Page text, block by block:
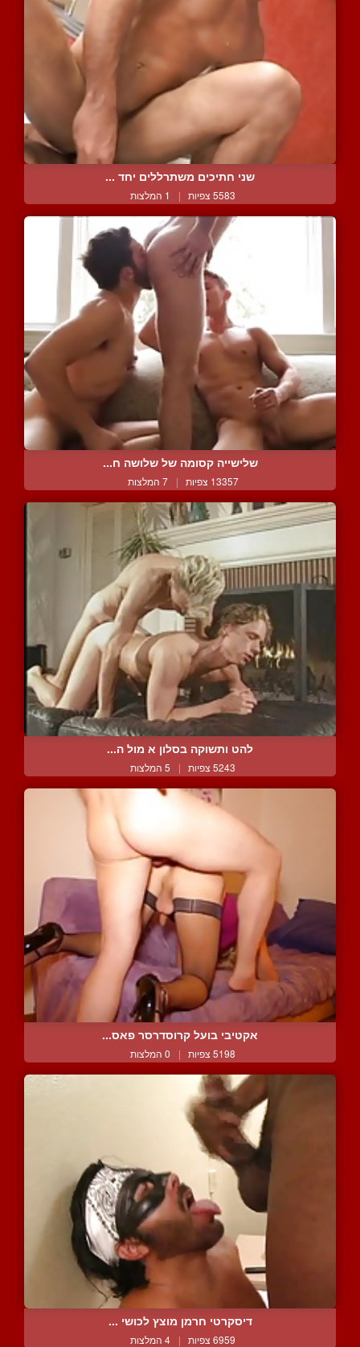
שני חתיכים משתרללים יחד ...
5583 צפיות | 1 המלצות
שלישייה קסומה של שלושה ח...
13357 צפיות | 7 המלצות
להט ותשוקה בסלון א מול ה...
5243 צפיות | 5 המלצות
אקטיבי בועל קרוסדרסר פאס...
5198 צפיות | 0 המלצות
דיסקרטי חרמן מוצץ לכושי ...
6959 צפיות | 4 המלצות